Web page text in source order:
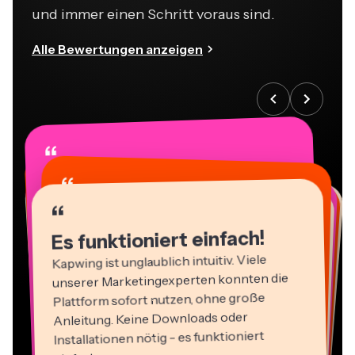
“
Es funktioniert einfach!
Kapwing ist unglaublich intuitiv. Viele
unserer Marketingexperten konnten die
Plattform sofort nutzen, ohne große
Anleitung. Keine Downloads oder
Installationen nötig - es funktioniert
einfach.
“
“
“ “
“ “
“ “
“